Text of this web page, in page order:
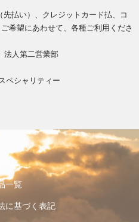
先払い）、クレジットカード払、コ
希望にあわせて、各種ご利用くださ
人第二営業部
ペシャリティー
ーム
一覧
に基づく表記